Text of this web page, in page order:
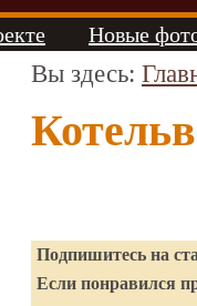
Новые
Вы здесь:
Подпишитесь на
Если понравился